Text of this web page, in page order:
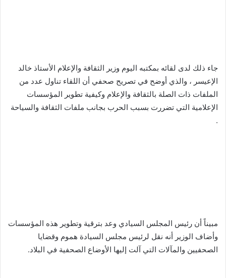
جاء ذلك لدى لقائه بمكتبه اليوم وزير الثقافة والإعلام الأستاذ خالد
الإعيسر ، والذي أوضح في تصريح صحفي أن اللقاء تناول عدد من
الملفات ذات الصلة بالثقافة والإعلام وكيفية تطوير المؤسسات
الإعلامية التي تضررت بسبب الحرب بجانب ملفات الثقافة والسياحة
.
مبيناً أن رئيس المجلس السيادي وعد بترقية وتطوير هذه المؤسسات
وأضاف الوزير أنه نقل لرئيس مجلس السيادة هموم وقضايا
الصحفيين والمآلات التي آلت إليها الأوضاع الصحفية في البلاد.